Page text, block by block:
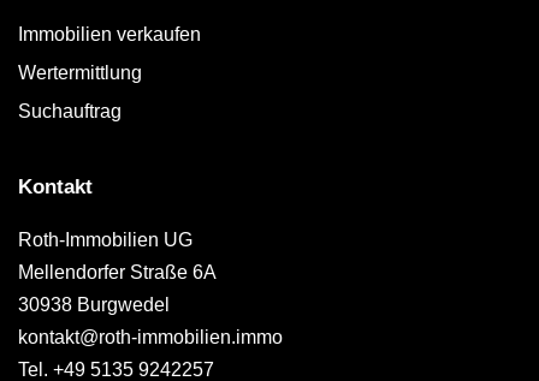
Immobilien verkaufen
Wertermittlung
Suchauftrag
Kontakt
Roth-Immobilien UG
Mellendorfer Straße 6A
30938 Burgwedel
kontakt@roth-immobilien.immo
Tel. +49 5135 9242257